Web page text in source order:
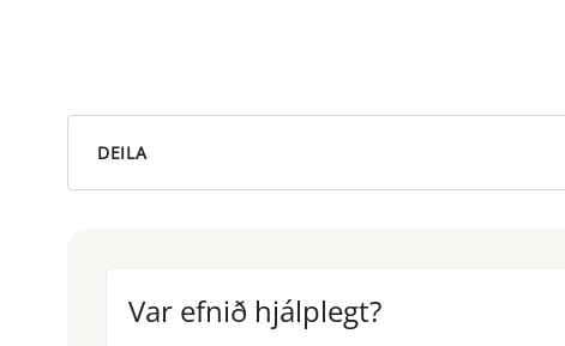
DEILA
Var efnið hjálplegt?
Var efnið hjálplegt?